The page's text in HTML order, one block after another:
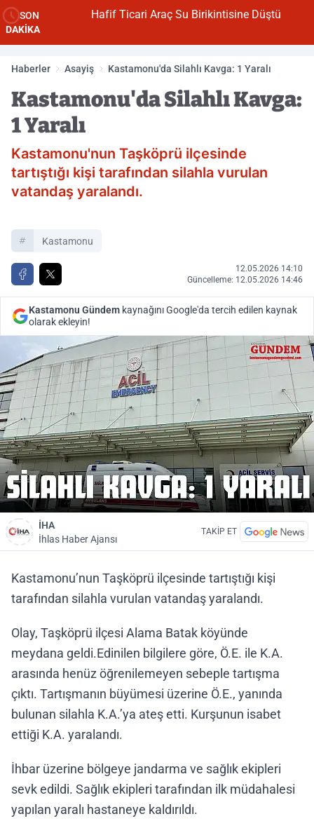
SON
DAKİKA
Hafif Ticari Araç Su Birikintisine Düştü
Haberler Asayiş Kastamonu'da Silahlı Kavga: 1 Yaralı
Kastamonu'da Silahlı Kavga:
1 Yaralı
Kastamonu'nun Taşköprü ilçesinde
tartıştığı kişi tarafından silahla vurulan
vatandaş yaralandı.
Kastamonu
12.05.2026 14:10
Güncelleme: 12.05.2026 14:46
Kastamonu Gündem kaynağını Google'da tercih edilen kaynak
olarak ekleyin!
İHA
İhlas Haber Ajansı
TAKİP ET
Kastamonu’nun Taşköprü ilçesinde tartıştığı kişi
tarafından silahla vurulan vatandaş yaralandı.
Olay, Taşköprü ilçesi Alama Batak köyünde
meydana geldi.Edinilen bilgilere göre, Ö.E. ile K.A.
arasında henüz öğrenilemeyen sebeple tartışma
çıktı. Tartışmanın büyümesi üzerine Ö.E., yanında
bulunan silahla K.A.’ya ateş etti. Kurşunun isabet
ettiği K.A. yaralandı.
İhbar üzerine bölgeye jandarma ve sağlık ekipleri
sevk edildi. Sağlık ekipleri tarafından ilk müdahalesi
yapılan yaralı hastaneye kaldırıldı.